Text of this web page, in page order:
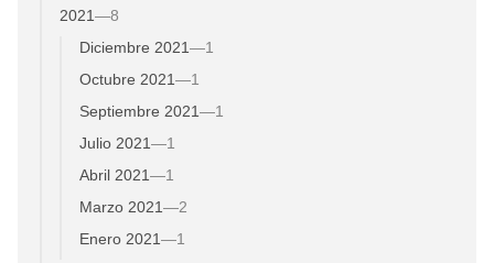
2021—8
Diciembre 2021—1
Octubre 2021—1
Septiembre 2021—1
Julio 2021—1
Abril 2021—1
Marzo 2021—2
Enero 2021—1